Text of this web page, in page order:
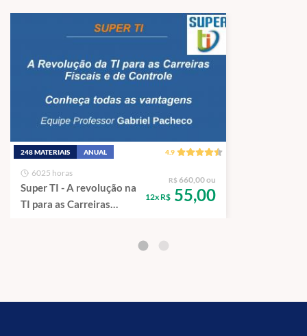
248 MATERIAIS ANUAL 4.9
6025 horas
Super TI - A revolução na
TI para as Carreiras
R$ 660,00 ou
12x R$ 55,00